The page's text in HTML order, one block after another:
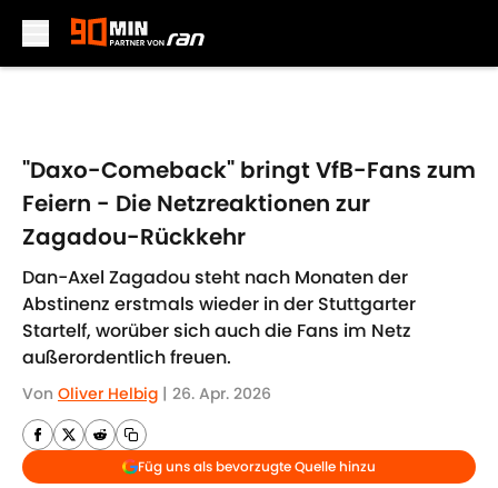
"Daxo-Comeback" bringt VfB-Fans zum
Feiern - Die Netzreaktionen zur
Zagadou-Rückkehr
Dan-Axel Zagadou steht nach Monaten der
Abstinenz erstmals wieder in der Stuttgarter
Startelf, worüber sich auch die Fans im Netz
außerordentlich freuen.
Von Oliver Helbig | 26. Apr. 2026
Füg uns als bevorzugte Quelle hinzu